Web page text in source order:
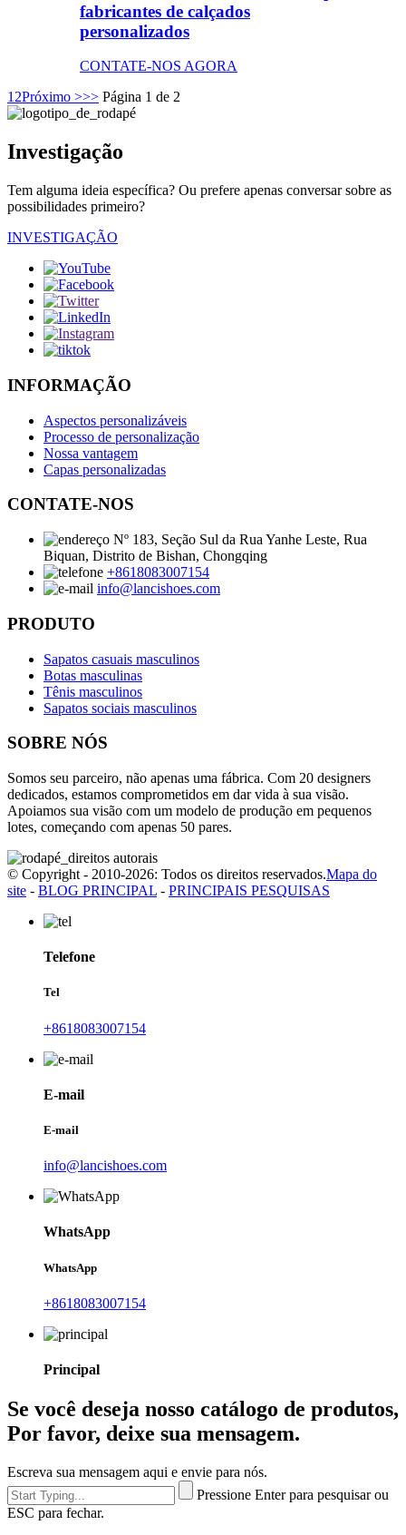
fabricantes de calçados
personalizados
CONTATE-NOS AGORA
1 2Próximo >>> Página 1 de 2
Investigação
Tem alguma ideia específica? Ou prefere apenas conversar sobre as
possibilidades primeiro?
INVESTIGAÇÃO
INFORMAÇÃO
Aspectos personalizáveis
Processo de personalização
Nossa vantagem
Capas personalizadas
CONTATE-NOS
Nº 183, Seção Sul da Rua Yanhe Leste, Rua
Biquan, Distrito de Bishan, Chongqing
+8618083007154
info@lancishoes.com
PRODUTO
Sapatos casuais masculinos
Botas masculinas
Tênis masculinos
Sapatos sociais masculinos
SOBRE NÓS
Somos seu parceiro, não apenas uma fábrica. Com 20 designers
dedicados, estamos comprometidos em dar vida à sua visão.
Apoiamos sua visão com um modelo de produção em pequenos
lotes, começando com apenas 50 pares.
© Copyright - 2010-2026: Todos os direitos reservados.Mapa do
site - BLOG PRINCIPAL - PRINCIPAIS PESQUISAS
Telefone
Tel
+8618083007154
E-mail
E-mail
info@lancishoes.com
WhatsApp
WhatsApp
+8618083007154
Principal
Se você deseja nosso catálogo de produtos,
Por favor, deixe sua mensagem.
Escreva sua mensagem aqui e envie para nós.
Pressione Enter para pesquisar ou
ESC para fechar.